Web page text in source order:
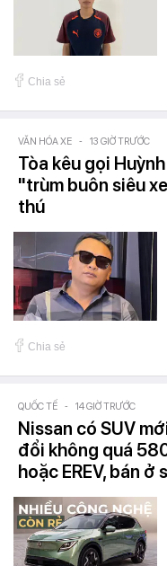
Chia sẻ
VĂN HÓA XE - 13 GIỜ TRƯỚC
Tòa kêu gọi
"trùm buôn siêu
thú
Chia sẻ
QUỐC TẾ - 14 GIỜ TRƯỚC
Nissan có SUV
đổi không quá
hoặc EREV, bán ở